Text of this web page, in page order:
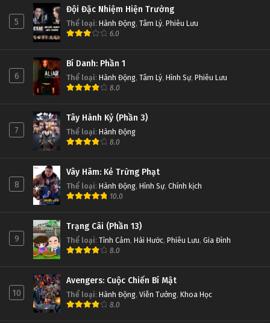
5
Đội Đặc Nhiệm Hiện Trường
Thể loại: Hành Động, Tâm Lý, Phiêu Lưu
6.0
6
Bí Danh: Phần 1
Thể loại: Hành Động, Tâm Lý, Hình Sự, Phiêu Lưu
8.0
7
Tây Hành Kỷ (Phần 3)
Thể loại: Hành Động
8.0
8
Vây Hãm: Kẻ Trừng Phạt
Thể loại: Hành Động, Hình Sự, Chính kịch
10.0
9
Trạng Cãi (Phần 13)
Thể loại: Tình Cảm, Hài Hước, Phiêu Lưu, Gia Đình
8.0
10
Avengers: Cuộc Chiến Bí Mật
Thể loại: Hành Động, Viễn Tưởng, Khoa Học
8.0